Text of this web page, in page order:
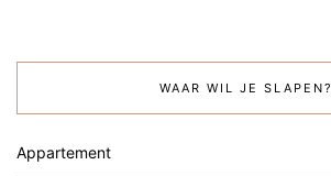
WAAR WIL JE SLAPEN?
Appartement